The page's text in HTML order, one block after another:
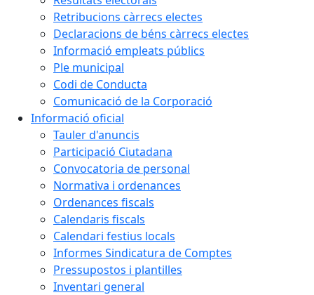
Retribucions càrrecs electes
Declaracions de béns càrrecs electes
Informació empleats públics
Ple municipal
Codi de Conducta
Comunicació de la Corporació
Informació oficial
Tauler d'anuncis
Participació Ciutadana
Convocatoria de personal
Normativa i ordenances
Ordenances fiscals
Calendaris fiscals
Calendari festius locals
Informes Sindicatura de Comptes
Pressupostos i plantilles
Inventari general